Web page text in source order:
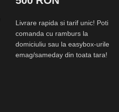
Livrare rapida si tarif unic! Poti
comanda cu ramburs la
domiciuliu sau la easybox-urile
emag/sameday din toata tara!